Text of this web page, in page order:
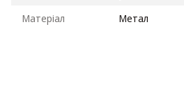
Матеріал
Метал